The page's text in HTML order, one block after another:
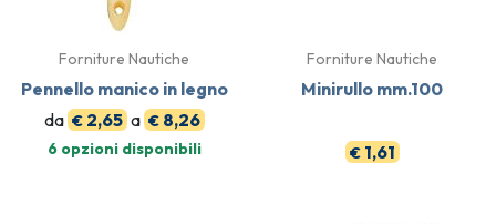
Forniture Nautiche
Pennello manico in legno
da €2,65 a €8,26
6 opzioni disponibili
Forniture Nautiche
Minirullo mm.100
€1,61